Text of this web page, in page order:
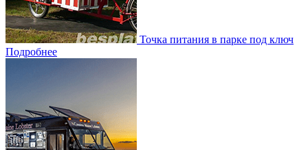
Точка питания в парке под ключ
Подробнее